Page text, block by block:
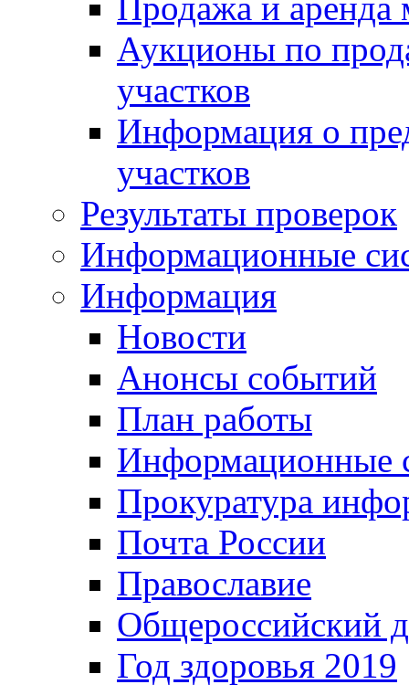
Аукционы по
участков
Информация о
участков
Результаты проверок
Информационные
Информация
Новости
Анонсы событий
План работы
Информационные
Прокуратура
Почта России
Православие
Общероссийский
Год здоровья 2019